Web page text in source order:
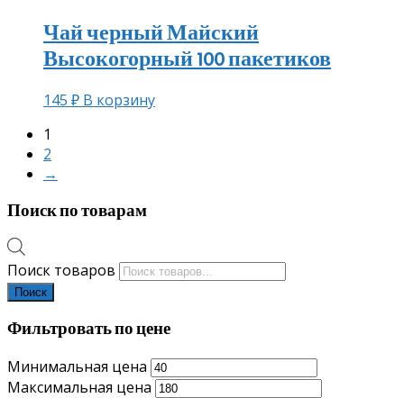
Чай черный Майский
Высокогорный 100 пакетиков
145 ₽ В корзину
1
2
→
Поиск по товарам
Поиск товаров
Поиск
Фильтровать по цене
Минимальная цена
Максимальная цена